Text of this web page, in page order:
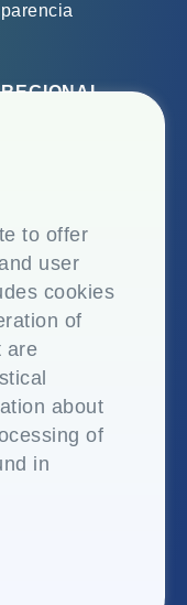
to offer
user
cookies
of
are
about
of
in
Senapati Bapat
Maharashtra,
Thane - 421 604,